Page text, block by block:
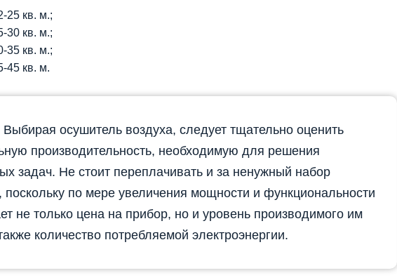
25 кв. м.;
30 кв. м.;
35 кв. м.;
45 кв. м.
Выбирая осушитель воздуха, следует тщательно оценить
производительность, необходимую для решения
задач. Не стоит переплачивать и за ненужный набор
поскольку по мере увеличения мощности и функциональности
не только цена на прибор, но и уровень производимого им
количество потребляемой электроэнергии.